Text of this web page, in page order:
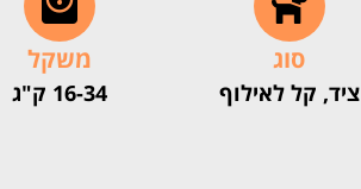
סוג
ציד, קל לאילוף
משקל
16-34 ק"ג